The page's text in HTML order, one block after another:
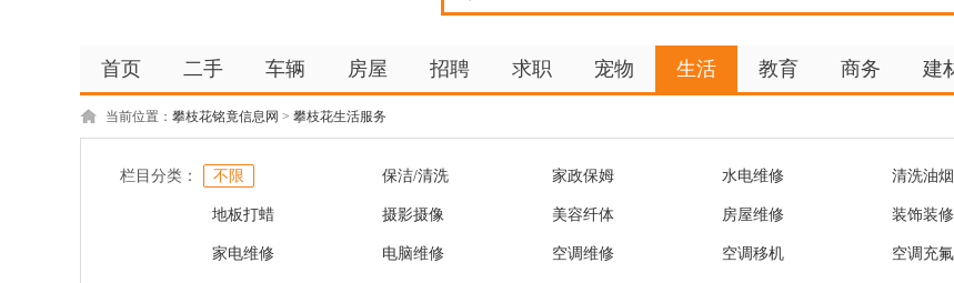
首页 二手 车辆 房屋 招聘 求职 宠物 生活 教育 商务 建
当前位置： 攀枝花铭竟信息网 > 攀枝花生活服务
栏目分类： 不限 保洁/清洗 家政保姆 水电维修 清洗油
地板打蜡 摄影摄像 美容纤体 房屋维修 装饰装修
家电维修 电脑维修 空调维修 空调移机 空调充氟